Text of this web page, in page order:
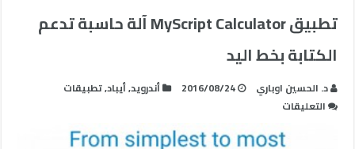
تطبيق MyScript Calculator آلة حاسبة تدعم
الكتابة بخط اليد
د. الحسين اوباري 2016/08/24 أندرويد,أيباد,تطبيقات
التعليقات
MyScript